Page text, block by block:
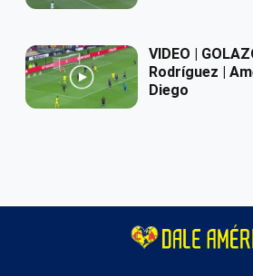
VIDEO |
Rodríguez |
Diego